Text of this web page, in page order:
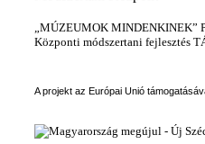
„MÚZEUMOK MINDENKINEK”
Központi módszertani fejlesztés
A projekt az Európai Unió